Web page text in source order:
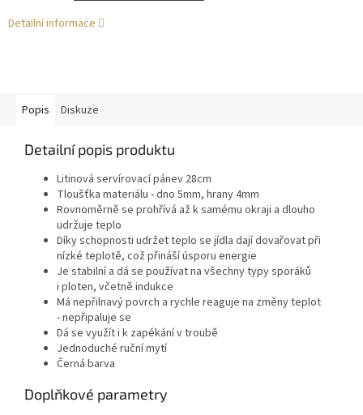
Detailní informace
Popis Diskuze
Detailní popis produktu
Litinová servírovací pánev 28cm
Tloušťka materiálu - dno 5mm, hrany 4mm
Rovnoměrně se prohřívá až k samému okraji a dlouho
udržuje teplo
Díky schopnosti udržet teplo se jídla dají dovařovat při
nízké teplotě, což přináší úsporu energie
Je stabilní a dá se používat na všechny typy sporáků
i ploten, včetně indukce
Má nepřilnavý povrch a rychle reaguje na změnyteplot
-nepřipaluje se
Dá se využít i k zapékání v troubě
Jednoduché ruční mytí
Černá barva
Doplňkové parametry